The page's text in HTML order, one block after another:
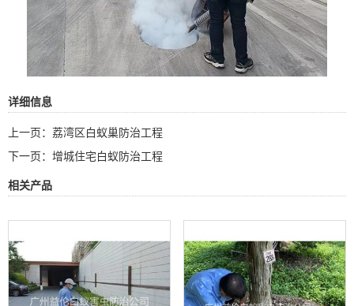
详细信息
上一页： 荔湾区白蚁巢防治工程
下一页： 增城住宅白蚁防治工程
相关产品